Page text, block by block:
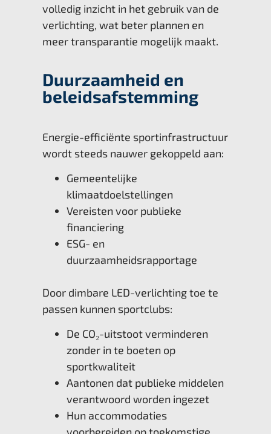
volledig inzicht in het gebruik van de
verlichting, wat beter plannen en
meer transparantie mogelijk maakt.
Duurzaamheid en
beleidsafstemming
Energie-efficiënte sportinfrastructuur
wordt steeds nauwer gekoppeld aan:
Gemeentelijke
klimaatdoelstellingen
Vereisten voor publieke
financiering
ESG- en
duurzaamheidsrapportage
Door dimbare LED-verlichting toe te
passen kunnen sportclubs:
De CO₂-uitstoot verminderen
zonder in te boeten op
sportkwaliteit
Aantonen dat publieke middelen
verantwoord worden ingezet
Hun accommodaties